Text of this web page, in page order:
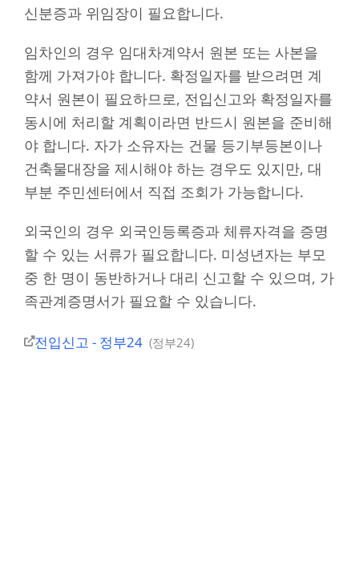
신분증과 위임장이 필요합니다.
임차인의 경우 임대차계약서 원본 또는 사본을
함께 가져가야 합니다. 확정일자를 받으려면 계
약서 원본이 필요하므로, 전입신고와 확정일자를
동시에 처리할 계획이라면 반드시 원본을 준비해
야 합니다. 자가 소유자는 건물 등기부등본이나
건축물대장을 제시해야 하는 경우도 있지만, 대
부분 주민센터에서 직접 조회가 가능합니다.
외국인의 경우 외국인등록증과 체류자격을 증명
할 수 있는 서류가 필요합니다. 미성년자는 부모
중 한 명이 동반하거나 대리 신고할 수 있으며, 가
족관계증명서가 필요할 수 있습니다.
전입신고 - 정부24 정부24